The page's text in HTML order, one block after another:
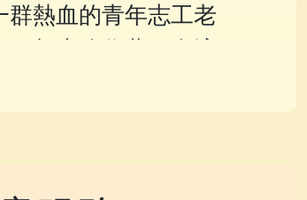
群熱血的青年志工老
起大膽作夢，在適
們享受學習，找到